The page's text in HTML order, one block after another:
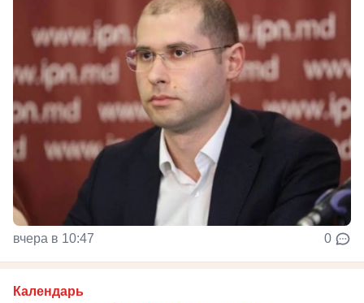
вчера в 10:47 0
Календарь